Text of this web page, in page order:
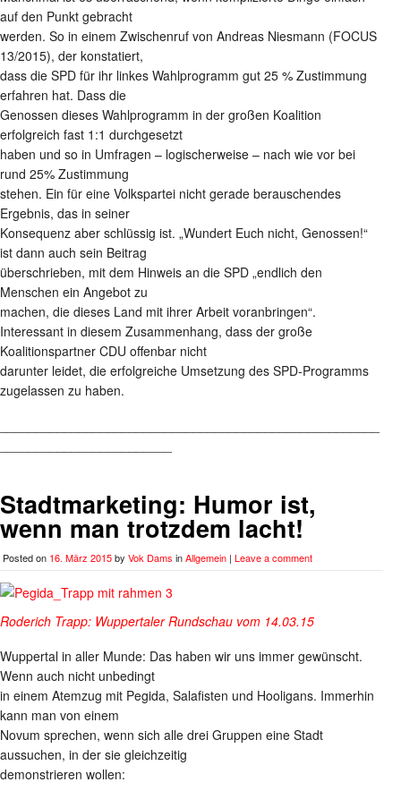
auf den Punkt gebracht
werden. So in einem Zwischenruf von Andreas Niesmann (FOCUS
13/2015), der konstatiert,
dass die SPD für ihr linkes Wahlprogramm gut 25 % Zustimmung
erfahren hat. Dass die
Genossen dieses Wahlprogramm in der großen Koalition
erfolgreich fast 1:1 durchgesetzt
haben und so in Umfragen – logischerweise – nach wie vor bei
rund 25% Zustimmung
stehen. Ein für eine Volkspartei nicht gerade berauschendes
Ergebnis, das in seiner
Konsequenz aber schlüssig ist. „Wundert Euch nicht, Genossen!“
ist dann auch sein Beitrag
überschrieben, mit dem Hinweis an die SPD „endlich den
Menschen ein Angebot zu
machen, die dieses Land mit ihrer Arbeit voranbringen“.
Interessant in diesem Zusammenhang, dass der große
Koalitionspartner CDU offenbar nicht
darunter leidet, die erfolgreiche Umsetzung des SPD-Programms
zugelassen zu haben.
Stadtmarketing: Humor ist,
wenn man trotzdem lacht!
Posted on 16. März 2015by Vok Dams inAllgemein | Leave a comment
Roderich Trapp: Wuppertaler Rundschau vom 14.03.15
Wuppertal in aller Munde: Das haben wir uns immer gewünscht.
Wenn auch nicht unbedingt
in einem Atemzug mit Pegida, Salafisten und Hooligans. Immerhin
kann man von einem
Novum sprechen, wenn sich alle drei Gruppen eine Stadt
aussuchen, in der sie gleichzeitig
demonstrieren wollen: